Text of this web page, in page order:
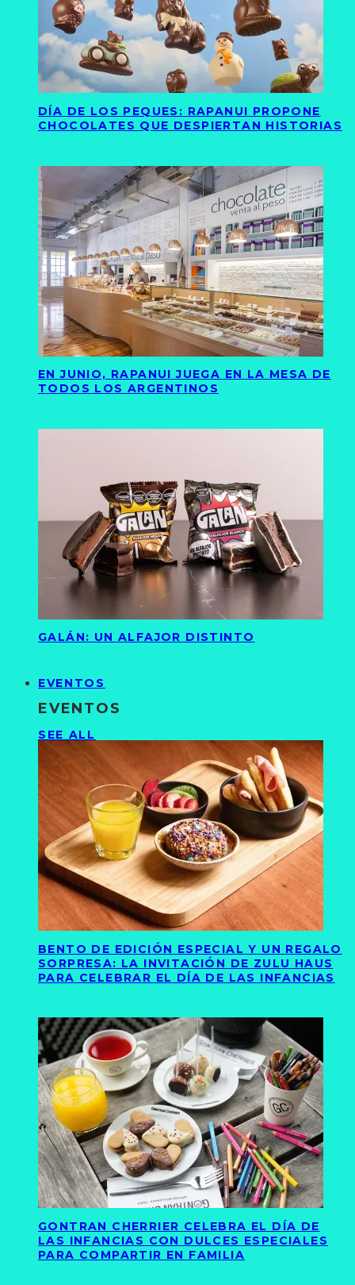
DÍA DE LOS PEQUES: RAPANUI PROPONE
CHOCOLATES QUE DESPIERTAN HISTORIAS
EN JUNIO, RAPANUI JUEGA EN LA MESA DE
TODOS LOS ARGENTINOS
GALÁN: UN ALFAJOR DISTINTO
EVENTOS
EVENTOS
SEE ALL
BENTO DE EDICIÓN ESPECIAL Y UN REGALO
SORPRESA: LA INVITACIÓN DE ZULU HAUS
PARA CELEBRAR EL DÍA DE LAS INFANCIAS
GONTRAN CHERRIER CELEBRA EL DÍA DE
LAS INFANCIAS CON DULCES ESPECIALES
PARA COMPARTIR EN FAMILIA